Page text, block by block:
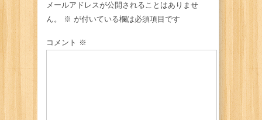
メールアドレスが公開されることはありませ
ん。
※ が付いている欄は必須項目です
コメント ※